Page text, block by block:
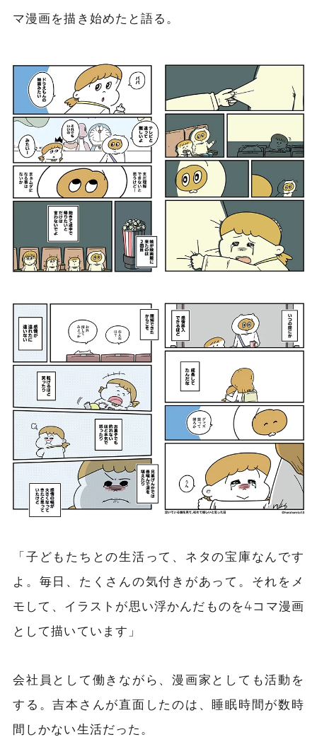
マ漫画を描き始めたと語る。
「子どもたちとの生活って、ネタの宝庫なんです
よ。毎日、たくさんの気付きがあって。それをメ
モして、イラストが思い浮かんだものを4コマ漫画
として描いています」
会社員として働きながら、漫画家としても活動を
する。吉本さんが直面したのは、睡眠時間が数時
間しかない生活だった。